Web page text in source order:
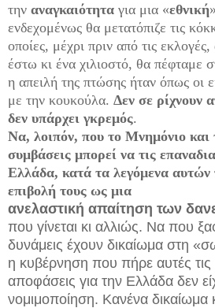
την αναγκαιότητα για μια «εθνική
ενδεχομένως θα μετατόπιζε τις
οποίες, μέχρι πριν από τις
έστω κι ένα χιλιοστό, θα πέφταμε
η απειλή της πτώσης ήταν όπως οι
με την κουκούλα. Δεν σε ρίχνουν
δεν υπάρχει γκρεμός.
Να, λοιπόν, που το Μνημόνιο και
συμβάσεις μπορεί να τις
Ελλάδα, κατά τα λεγόμενα αυτών
επιβολή τους ως μια
ανελαστική απαίτηση των
που γίνεται κι αλλιώς. Να που
δυνάμεις έχουν δικαίωμα στη
η κυβέρνηση που πήρε αυτές τις
αποφάσεις για την Ελλάδα δεν
νομιμοποίηση. Κανένα δικαίωμα